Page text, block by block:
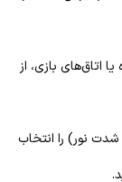
اتاق‌های بازی، از
نور) را انتخاب